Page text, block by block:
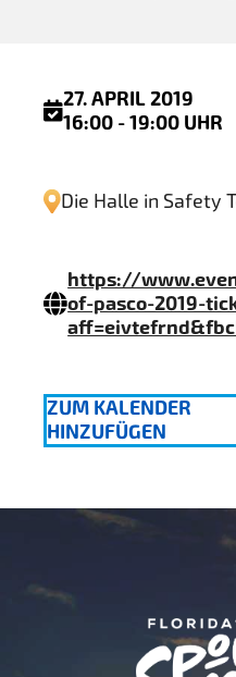
27. APRIL 2019
16:00 - 19:00 UHR
Die Halle in Safety
https://
of-pasco-2019-
ZUM KALENDER
HINZUFÜGEN